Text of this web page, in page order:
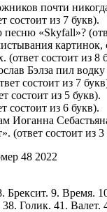
почти
состоит из 7 букв).
«Skyfall»?
(ответ состоит из 8
Бэлза пил
состоит из 7
состоит из 5 букв).
состоит из 6 букв).
Иоганна
(ответ состоит из 3
Брексит. 9.
Голик. 41.